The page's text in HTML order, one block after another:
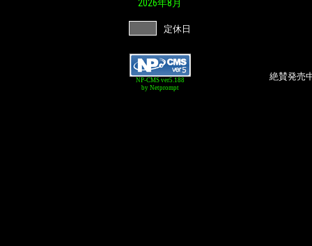
2026年8月
定休日
NP-CMS ver5.188
by Netprompt
絶賛発売